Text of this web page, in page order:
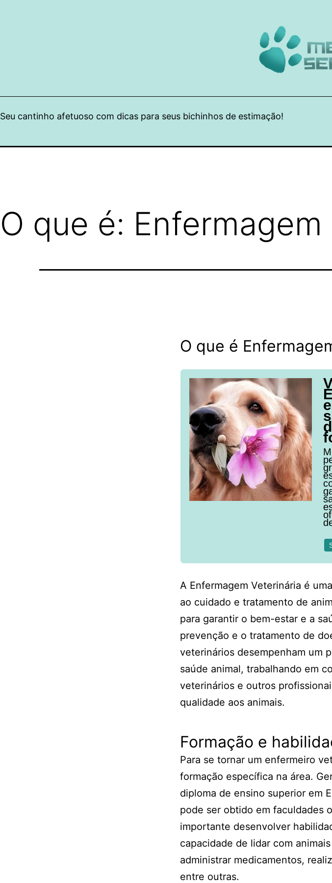
Seu cantinho afetuoso com dicas para seus bichinhos de estimação!
O que é:
O que é
A Enfermagem Veterinária é
ao cuidado e tratamento de
para garantir o bem-estar e a
prevenção e o tratamento de
veterinários desempenham um
saúde animal, trabalhando em
veterinários e outros
qualidade aos animais.
Formação e
Para se tornar um enfermeiro
formação específica na área.
diploma de ensino superior em
pode ser obtido em faculdades
importante desenvolver
capacidade de lidar com
administrar medicamentos,
entre outras.